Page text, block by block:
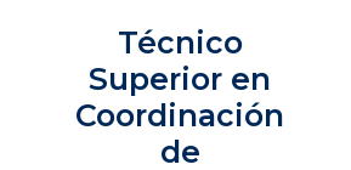
Técnico
Superior en
Coordinación
de